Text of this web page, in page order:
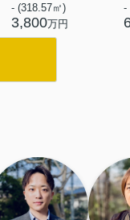
- (318.57㎡)
3,800万円
-